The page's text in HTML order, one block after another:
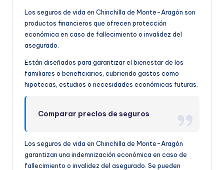
Los seguros de vida en Chinchilla de Monte-Aragón son
productos financieros que ofrecen protección
económica en caso de fallecimiento o invalidez del
asegurado.
Están diseñados para garantizar el bienestar de los
familiares o beneficiarios, cubriendo gastos como
hipotecas, estudios o necesidades económicas futuras.
Comparar precios de seguros
Los seguros de vida en Chinchilla de Monte-Aragón
garantizan una indemnización económica en caso de
fallecimiento o invalidez del asegurado. Se pueden